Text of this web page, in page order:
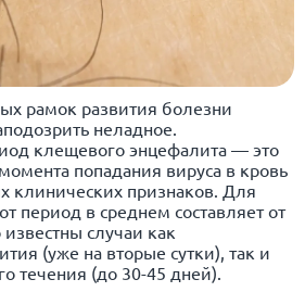
рамок развития болезни
неладное.
клещевого энцефалита — это
попадания вируса в кровь
клинических признаков. Для
период в среднем составляет от
случаи как
(уже на вторые сутки), так и
течения (до 30-45 дней).